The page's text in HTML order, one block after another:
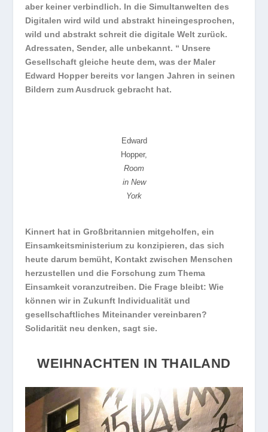
aber keiner verbindlich. In die Simultanwelten des
Digitalen wird wild und abstrakt hineingesprochen,
wild und abstrakt schreit die digitale Welt zurück.
Adressaten, Sender, alle unbekannt. “ Unsere
Gesellschaft gleiche heute dem, was der Maler
Edward Hopper bereits vor langen Jahren in seinen
Bildern zum Ausdruck gebracht hat.
Edward
Hopper,
Room
in New
York
Kinnert hat in Großbritannien mitgeholfen, ein
Einsamkeitsministerium zu konzipieren, das sich
heute darum bemüht, Kontakt zwischen Menschen
herzustellen und die Forschung zum Thema
Einsamkeit voranzutreiben. Die Frage bleibt: Wie
können wir in Zukunft Individualität und
gesellschaftliches Miteinander vereinbaren?
Solidarität neu denken, sagt sie.
WEIHNACHTEN IN THAILAND